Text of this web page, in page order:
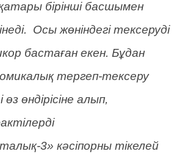
бірінші басшымен
Осы жөніндегі тексеруді
бастаған екен. Бұдан
тергеп-тексеру
өндірісіне алып,
3» кәсіпорны тікелей